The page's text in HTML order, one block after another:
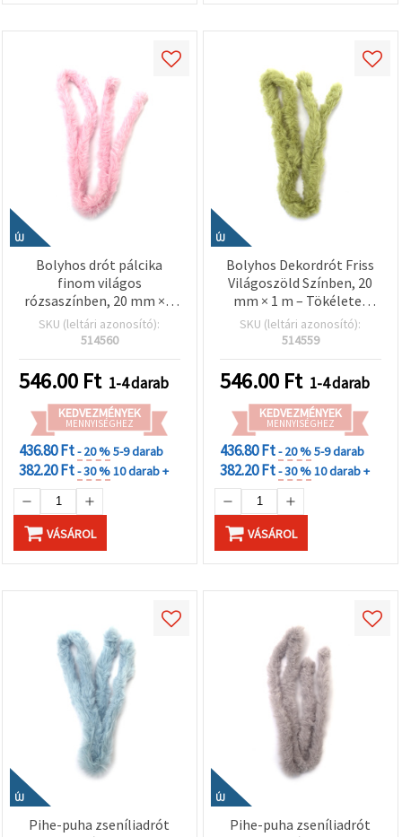
ÚJ
Bolyhos drót pálcika
finom világos
rózsaszínben, 20 mm × 1
m – romantikus
kézműves dekorációkhoz
SKU (leltári azonosító):
514560
546.00 Ft 1-4 darab
KEDVEZMÉNYEK
MENNYISÉGHEZ
436.80 Ft- 20 %5-9 darab
382.20 Ft- 30 %10 darab +
VÁSÁROL
ÚJ
Bolyhos Dekordrót Friss
Világoszöld Színben, 20
mm × 1 m – Tökéletes
Dekorációhoz, Kreatív
Hobbihoz és DIY
SKU (leltári azonosító):
514559
546.00 Ft 1-4 darab
KEDVEZMÉNYEK
MENNYISÉGHEZ
436.80 Ft- 20 %5-9 darab
382.20 Ft- 30 %10 darab +
VÁSÁROL
ÚJ
Pihe-puha zseníliadrót
ÚJ
Pihe-puha zseníliadrót